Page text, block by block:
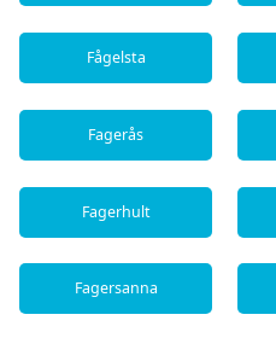
Fågelsta
Fagerås
Fagerhult
Fagersanna